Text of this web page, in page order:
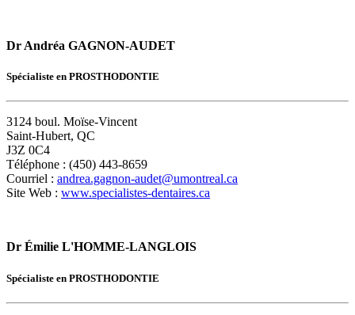
Dr Andréa GAGNON-AUDET
Spécialiste en PROSTHODONTIE
3124 boul. Moïse-Vincent
Saint-Hubert, QC
J3Z 0C4
Téléphone : (450) 443-8659
Courriel : andrea.gagnon-audet@umontreal.ca
Site Web : www.specialistes-dentaires.ca
Dr Émilie L'HOMME-LANGLOIS
Spécialiste en PROSTHODONTIE